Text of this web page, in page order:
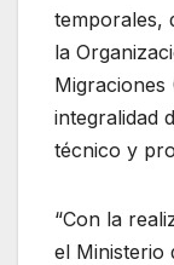
temporales,
la
integralidad
técnico y
“Con la
el Ministerio